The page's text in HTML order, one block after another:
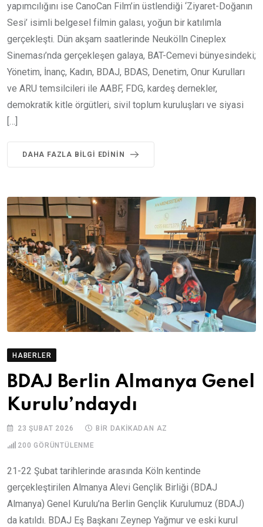
yapımcılığını ise CanoCan Film’in üstlendiği ‘Ziyaret-Doğanın
Sesi’ isimli belgesel filmin galası, yoğun bir katılımla
gerçekleşti. Dün akşam saatlerinde Neukölln Cineplex
Sineması’nda gerçekleşen galaya, BAT-Cemevi bünyesindeki;
Yönetim, İnanç, Kadın, BDAJ, BDAS, Denetim, Onur Kurulları
ve ARU temsilcileri ile AABF, FDG, kardeş dernekler,
demokratik kitle örgütleri, sivil toplum kuruluşları ve siyasi
[…]
DAHA FAZLA BILGI EDININ
HABERLER
BDAJ Berlin Almanya Genel
Kurulu’ndaydı
23 ŞUBAT 2026 BIR DAKIKADAN AZ
200 GÖRÜNTÜLENME
21-22 Şubat tarihlerinde arasında Köln kentinde
gerçekleştirilen Almanya Alevi Gençlik Birliği (BDAJ
Almanya) Genel Kurulu’na Berlin Gençlik Kurulumuz (BDAJ)
da katıldı. BDAJ Eş Başkanı Zeynep Yağmur ve eski kurul